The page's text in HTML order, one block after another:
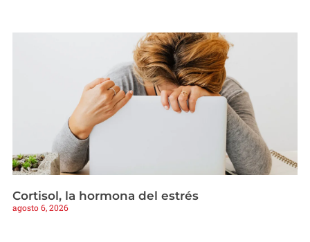
Cortisol, la hormona del estrés
agosto 6, 2026